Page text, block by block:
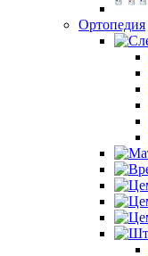
Ортопедия